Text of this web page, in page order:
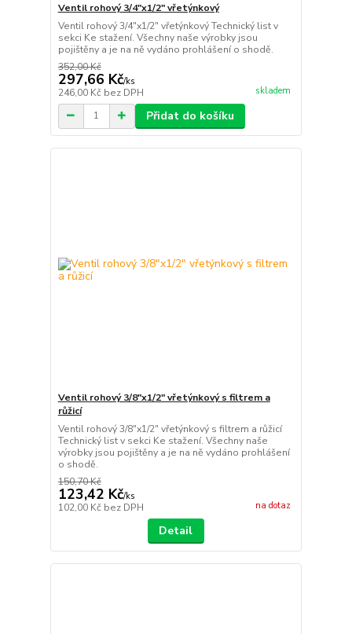
Ventil rohový 3/4"x1/2" vřetýnkový
Ventil rohový 3/4"x1/2" vřetýnkový Technický list v
sekci Ke stažení. Všechny naše výrobky jsou
pojištěny a je na ně vydáno prohlášení o shodě.
352,00 Kč
297,66 Kč/ks
246,00 Kč bez DPH skladem
Přidat do košíku
Ventil rohový 3/8"x1/2" vřetýnkový s filtrem a
růžicí
Ventil rohový 3/8"x1/2" vřetýnkový s filtrem a růžicí
Technický list v sekci Ke stažení. Všechny naše
výrobky jsou pojištěny a je na ně vydáno prohlášení
o shodě.
150,70 Kč
123,42 Kč/ks
102,00 Kč bez DPH na dotaz
Detail